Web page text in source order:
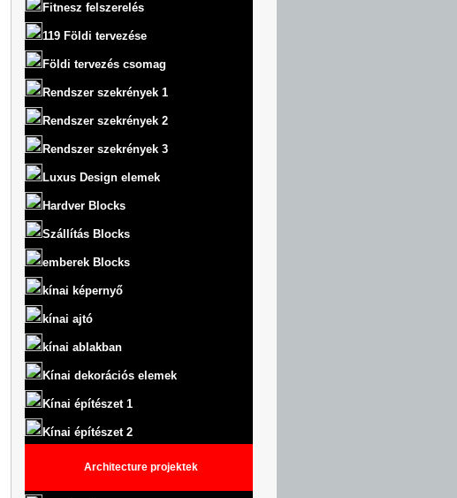
Fitnesz felszerelés
119 Földi tervezése
Földi tervezés csomag
Rendszer szekrények 1
Rendszer szekrények 2
Rendszer szekrények 3
Luxus Design elemek
Hardver Blocks
Szállítás Blocks
emberek Blocks
kínai képernyő
kínai ajtó
kínai ablakban
Kínai dekorációs elemek
Kínai építészet 1
Kínai építészet 2
Architecture projektek